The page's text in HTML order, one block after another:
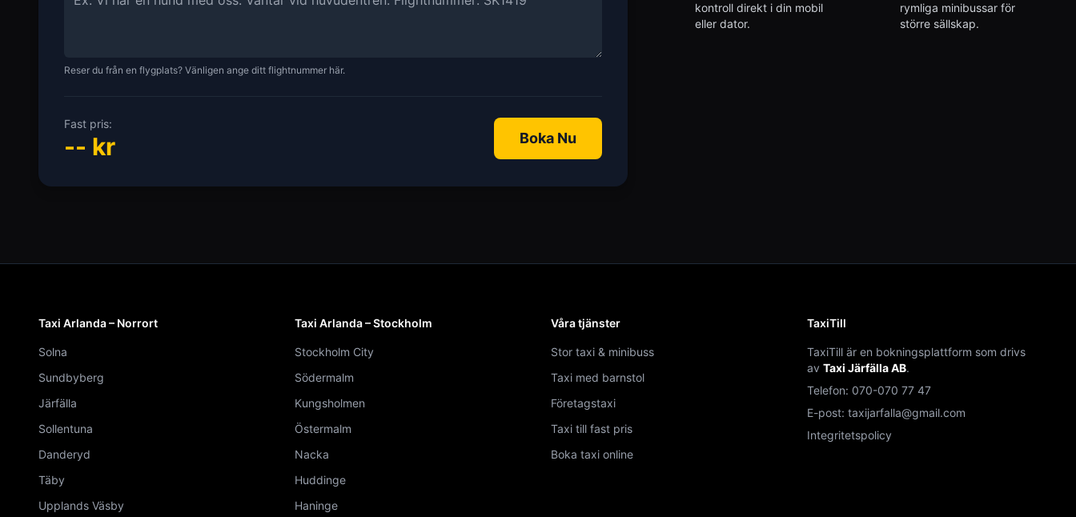
Reser du från en flygplats? Vänligen ange ditt flightnummer här.
Fast pris:
-- kr Boka Nu
kontroll direkt i din mobil
eller dator.
rymliga minibussar för
större sällskap.
Taxi Arlanda – Norrort
Solna
Sundbyberg
Järfälla
Sollentuna
Danderyd
Täby
Upplands Väsby
Taxi Arlanda – Stockholm
Stockholm City
Södermalm
Kungsholmen
Östermalm
Nacka
Huddinge
Haninge
Våra tjänster
Stor taxi & minibuss
Taxi med barnstol
Företagstaxi
Taxi till fast pris
Boka taxi online
TaxiTill
TaxiTill är en bokningsplattform som drivs
av Taxi Järfälla AB.
Telefon: 070-070 77 47
E-post: taxijarfalla@gmail.com
Integritetspolicy